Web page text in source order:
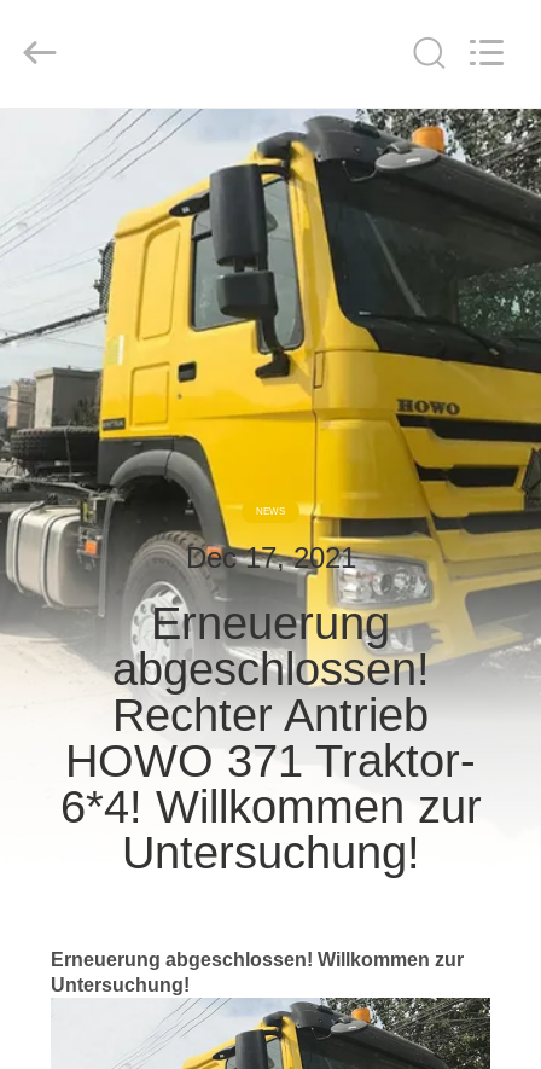
HAUS
PRODUKTE
ÜBER
UNS
FABRIK-
AUSFLUG
QUALITÄTSKONTROLLE
TRETEN
SIE
MIT
UNS
VERBINDUNG
FORDERN
ZITAT
LTD..
NEWS
Dec 17, 2021
Erneuerung
abgeschlossen!
Rechter Antrieb
HOWO 371 Traktor-
6*4! Willkommen zur
Untersuchung!
Erneuerung abgeschlossen! Willkommen zur
Untersuchung!